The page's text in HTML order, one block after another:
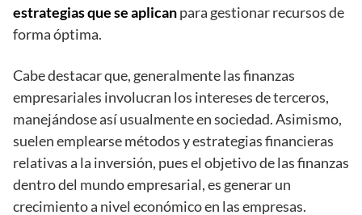
estrategias que se aplicanpara gestionar recursos de
forma óptima.
Cabe destacar que, generalmente las finanzas
empresariales involucran los intereses de terceros,
manejándose así usualmente en sociedad. Asimismo,
suelen emplearse métodos y estrategias financieras
relativas a la inversión, pues el objetivo de las finanzas
dentro del mundo empresarial, es generar un
crecimiento a nivel económico en las empresas.